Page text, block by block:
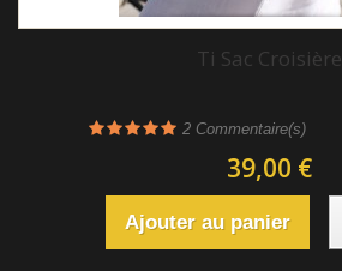
Ti Sac Croisière
2 Commentaire(s)
39,00 €
Ajouter au panier